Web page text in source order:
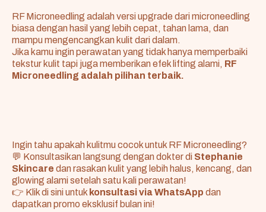
RF Microneedling adalah versi upgrade dari microneedling
biasa dengan hasil yang lebih cepat, tahan lama, dan
mampu mengencangkan kulit dari dalam.
Jika kamu ingin perawatan yang tidak hanya memperbaiki
tekstur kulit tapi juga memberikan efek lifting alami, RF
Microneedling adalah pilihan terbaik.
Ingin tahu apakah kulitmu cocok untuk RF Microneedling?
💬 Konsultasikan langsung dengan dokter di Stephanie
Skincare dan rasakan kulit yang lebih halus, kencang, dan
glowing alami setelah satu kali perawatan!
👉 Klik di sini untuk konsultasi via WhatsApp dan
dapatkan promo eksklusif bulan ini!